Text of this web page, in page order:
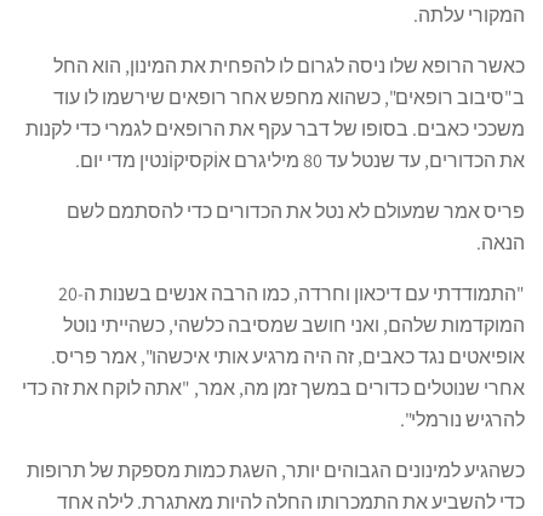
המקורי עלתה.
כאשר הרופא שלו ניסה לגרום לו להפחית את המינון, הוא החל
ב"סיבוב רופאים", כשהוא מחפש אחר רופאים שירשמו לו עוד
משככי כאבים. בסופו של דבר עקף את הרופאים לגמרי כדי לקנות
את הכדורים, עד שנטל עד 80 מיליגרם אוֹקסיקוֹנטין מדי יום.
פריס אמר שמעולם לא נטל את הכדורים כדי להסתמם לשם
הנאה.
"התמודדתי עם דיכאון וחרדה, כמו הרבה אנשים בשנות ה-20
המוקדמות שלהם, ואני חושב שמסיבה כלשהי, כשהייתי נוטל
אופיאטים נגד כאבים, זה היה מרגיע אותי איכשהו", אמר פריס.
אחרי שנוטלים כדורים במשך זמן מה, אמר, "אתה לוקח את זה כדי
להרגיש נורמלי".
כשהגיע למינונים הגבוהים יותר, השגת כמות מספקת של תרופות
כדי להשביע את התמכרותו החלה להיות מאתגרת. לילה אחד